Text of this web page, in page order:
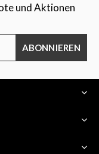
und Aktionen
ABONNIEREN